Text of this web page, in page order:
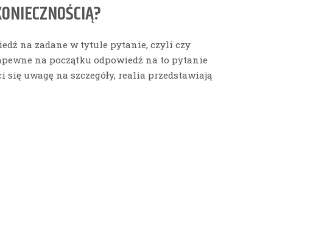
na zadane w tytule pytanie, czyli czy
na początku odpowiedź na to pytanie
uwagę na szczegóły, realia przedstawiają